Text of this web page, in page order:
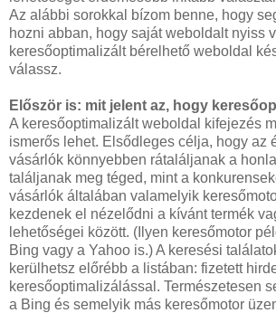
Az alábbi sorokkal bízom benne, hogy
hozni abban, hogy saját weboldalt nyiss
keresőoptimalizált bérelhető weboldal
válassz.
Először is: mit jelent az, hogy
A keresőoptimalizált weboldal kifejezés
ismerős lehet. Elsődleges célja, hogy az
vásárlók könnyebben rátaláljanak a
találjanak meg téged, mint a
vásárlók általában valamelyik
kezdenek el nézelődni a kívánt termék
lehetőségei között. (Ilyen keresőmotor
Bing vagy a Yahoo is.) A keresési
kerülhetsz előrébb a listában: fizetett
keresőoptimalizálással. Természetesen
a Bing és semelyik más keresőmotor